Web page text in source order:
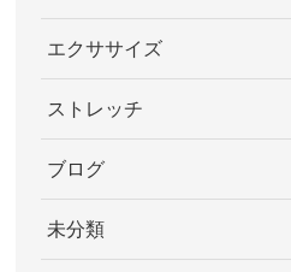
エクササイズ
ストレッチ
ブログ
未分類